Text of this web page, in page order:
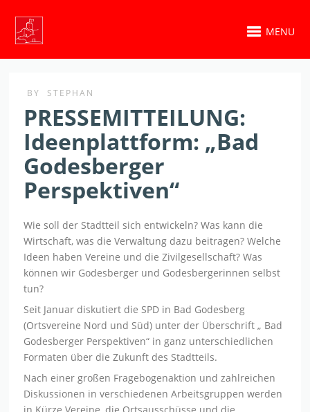
MENU
BY STEPHAN
PRESSEMITTEILUNG:
Ideenplattform: „Bad
Godesberger
Perspektiven“
Wie soll der Stadtteil sich entwickeln? Was kann die
Wirtschaft, was die Verwaltung dazu beitragen? Welche
Ideen haben Vereine und die Zivilgesellschaft? Was
können wir Godesberger und Godesbergerinnen selbst
tun?
Seit Januar diskutiert die SPD in Bad Godesberg
(Ortsvereine Nord und Süd) unter der Überschrift „ Bad
Godesberger Perspektiven“ in ganz unterschiedlichen
Formaten über die Zukunft des Stadtteils.
Nach einer großen Fragebogenaktion und zahlreichen
Diskussionen in verschiedenen Arbeitsgruppen werden